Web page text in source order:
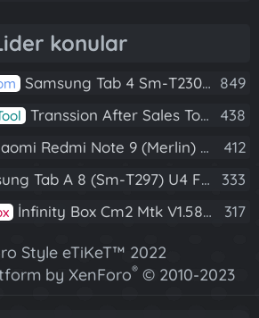
konular
Samsung Tab 4 Sm-T230 Android 7.1 Stabil Eba Destekli Yazılım 849
Transsion After Sales Tool V1.5.1 Full (Tüm Mtk Işlemcili Cihazları Meta Moda Alma) 438
Redmi Note 9 (Merlin) Nvram Yedeği Fix Nv By Dft Pro 412
Tab A 8 (Sm-T297) U4 Frp Reset 333
İnfinity Box Cm2 Mtk V1.58 Full Kurulum+Crack 317
Style eTiKeT™ 2022
by XenForo® © 2010-2023